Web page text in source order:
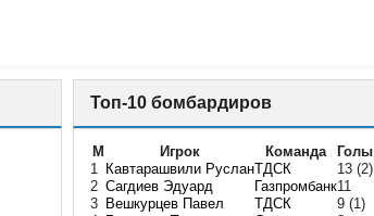
Топ-10 бомбардиров
М Игрок Команда
Голы
1 Кавтарашвили РусланТДСК 13 (2)
2 Сагдиев Эдуард Газпромбанк11
3 Вешкурцев Павел ТДСК 9 (1)